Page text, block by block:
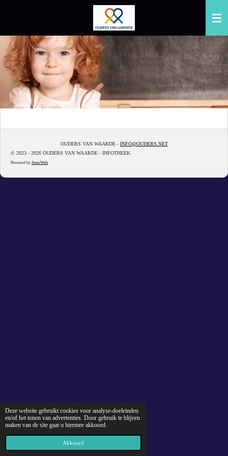
Deze website gebruikt cookies voor analyse-doeleinden
en/of het tonen van advertenties. Door gebruik te blijven
maken van de site gaat u hiermee akkoord.
Akkoord
de
hoofdinhoud
OUDERS VAN WAARDE - INFO@OUDERS.NET
© 2023 - 2026 OUDERS VAN WAARDE - INFOTHEEK
Powered by JouwWeb